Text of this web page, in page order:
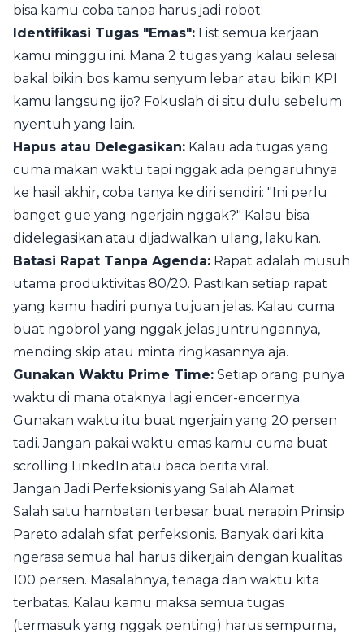
bisa kamu coba tanpa harus jadi robot:
Identifikasi Tugas "Emas": List semua kerjaan
kamu minggu ini. Mana 2 tugas yang kalau selesai
bakal bikin bos kamu senyum lebar atau bikin KPI
kamu langsung ijo? Fokuslah di situ dulu sebelum
nyentuh yang lain.
Hapus atau Delegasikan: Kalau ada tugas yang
cuma makan waktu tapi nggak ada pengaruhnya
ke hasil akhir, coba tanya ke diri sendiri: "Ini perlu
banget gue yang ngerjain nggak?" Kalau bisa
didelegasikan atau dijadwalkan ulang, lakukan.
Batasi Rapat Tanpa Agenda: Rapat adalah musuh
utama produktivitas 80/20. Pastikan setiap rapat
yang kamu hadiri punya tujuan jelas. Kalau cuma
buat ngobrol yang nggak jelas juntrungannya,
mending skip atau minta ringkasannya aja.
Gunakan Waktu Prime Time: Setiap orang punya
waktu di mana otaknya lagi encer-encernya.
Gunakan waktu itu buat ngerjain yang 20 persen
tadi. Jangan pakai waktu emas kamu cuma buat
scrolling LinkedIn atau baca berita viral.
Jangan Jadi Perfeksionis yang Salah Alamat
Salah satu hambatan terbesar buat nerapin Prinsip
Pareto adalah sifat perfeksionis. Banyak dari kita
ngerasa semua hal harus dikerjain dengan kualitas
100 persen. Masalahnya, tenaga dan waktu kita
terbatas. Kalau kamu maksa semua tugas
(termasuk yang nggak penting) harus sempurna,